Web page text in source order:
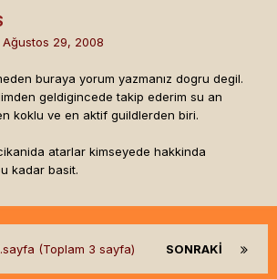
Ağustos 29, 2008
buraya yorum yazmanız dogru degil.
geldigincede takip ederim su an
koklu ve en aktif guildlerden biri.
atarlar kimseyede hakkinda
kadar basit.
SONRAKI
(Toplam 3 sayfa)